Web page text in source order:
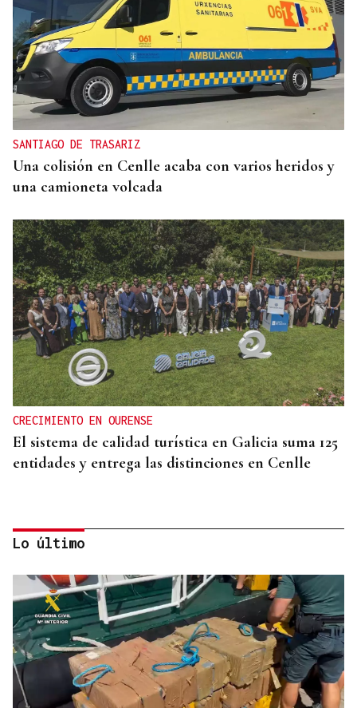
SANTIAGO DE TRASARIZ
Una colisión en Cenlle acaba con varios heridos y
una camioneta volcada
CRECIMIENTO EN OURENSE
El sistema de calidad turística en Galicia suma 125
entidades y entrega las distinciones en Cenlle
MEDIOS DESPLEGADOS
Lo último